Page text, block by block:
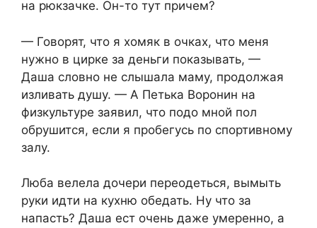
на рюкзачке. Он-то тут причем?
— Говорят, что я хомяк в очках, что меня
нужно в цирке за деньги показывать, —
Даша словно не слышала маму, продолжая
изливать душу. — А Петька Воронин на
физкультуре заявил, что подо мной пол
обрушится, если я пробегусь по спортивному
залу.
Люба велела дочери переодеться, вымыть
руки идти на кухню обедать. Ну что за
напасть? Даша ест очень даже умеренно, а